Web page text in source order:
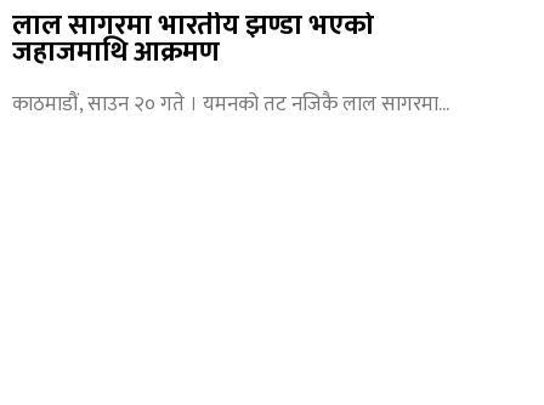
लाल सागरमा भारतीय झण्डा भएको
जहाजमाथि आक्रमण
काठमाडौं, साउन २० गते । यमनको तट नजिकै लाल सागरमा